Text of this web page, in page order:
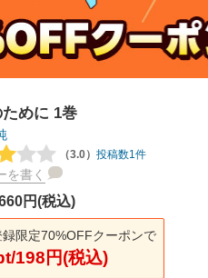
めに 1巻
（3.0） 投稿数1件
を書く
円(税込)
限定70%OFFクーポンで
198円(税込)